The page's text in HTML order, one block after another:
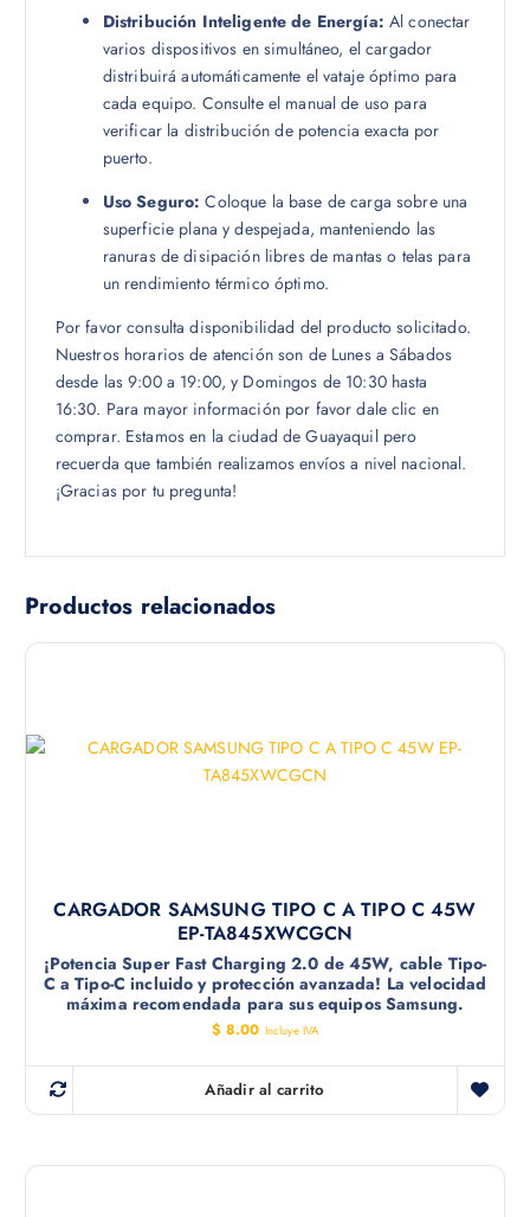
Distribución Inteligente de Energía: Al conectar
varios dispositivos en simultáneo, el cargador
distribuirá automáticamente el vataje óptimo para
cada equipo. Consulte el manual de uso para
verificar la distribución de potencia exacta por
puerto.
Uso Seguro: Coloque la base de carga sobre una
superficie plana y despejada, manteniendo las
ranuras de disipación libres de mantas o telas para
un rendimiento térmico óptimo.
Por favor consulta disponibilidad del producto solicitado.
Nuestros horarios de atención son de Lunes a Sábados
desde las 9:00 a 19:00, y Domingos de 10:30 hasta
16:30. Para mayor información por favor dale clic en
comprar. Estamos en la ciudad de Guayaquil pero
recuerda que también realizamos envíos a nivel nacional.
¡Gracias por tu pregunta!
Productos relacionados
CARGADOR SAMSUNG TIPO C A TIPO C 45W
EP-TA845XWCGCN
¡Potencia Super Fast Charging 2.0 de 45W, cable Tipo-
C a Tipo-C incluido y protección avanzada! La velocidad
máxima recomendada para sus equipos Samsung.
$ 8.00 Incluye IVA
Añadir al carrito